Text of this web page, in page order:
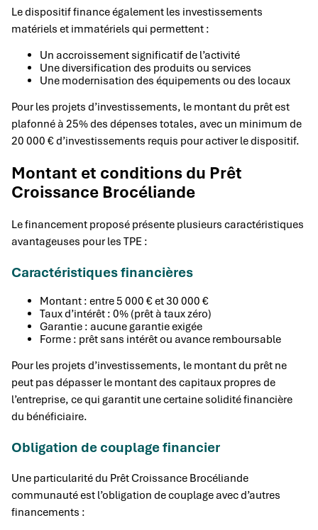
Le dispositif finance également les investissements
matériels et immatériels qui permettent :
Un accroissement significatif de l’activité
Une diversification des produits ou services
Une modernisation des équipements ou des locaux
Pour les projets d’investissements, le montant du prêt est
plafonné à 25% des dépenses totales, avec un minimum de
20 000 € d’investissements requis pour activer le dispositif.
Montant et conditions du Prêt
Croissance Brocéliande
Le financement proposé présente plusieurs caractéristiques
avantageuses pour les TPE :
Caractéristiques financières
Montant : entre 5 000 € et 30 000 €
Taux d’intérêt : 0% (prêt à taux zéro)
Garantie : aucune garantie exigée
Forme : prêt sans intérêt ou avance remboursable
Pour les projets d’investissements, le montant du prêt ne
peut pas dépasser le montant des capitaux propres de
l’entreprise, ce qui garantit une certaine solidité financière
du bénéficiaire.
Obligation de couplage financier
Une particularité du Prêt Croissance Brocéliande
communauté est l’obligation de couplage avec d’autres
financements :